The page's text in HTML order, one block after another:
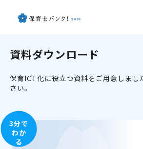
資料ダウンロード
保育ICT化に役立つ資料をご用意しまし
さい。
3分で
わか
る